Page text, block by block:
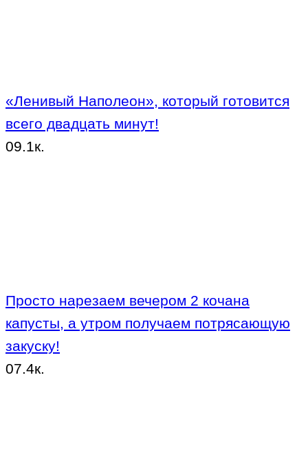
«Ленивый Наполеон», который готовится
всего двадцать минут!
09.1к.
Просто нарезаем вечером 2 кочана
капусты, а утром получаем потрясающую
закуску!
07.4к.